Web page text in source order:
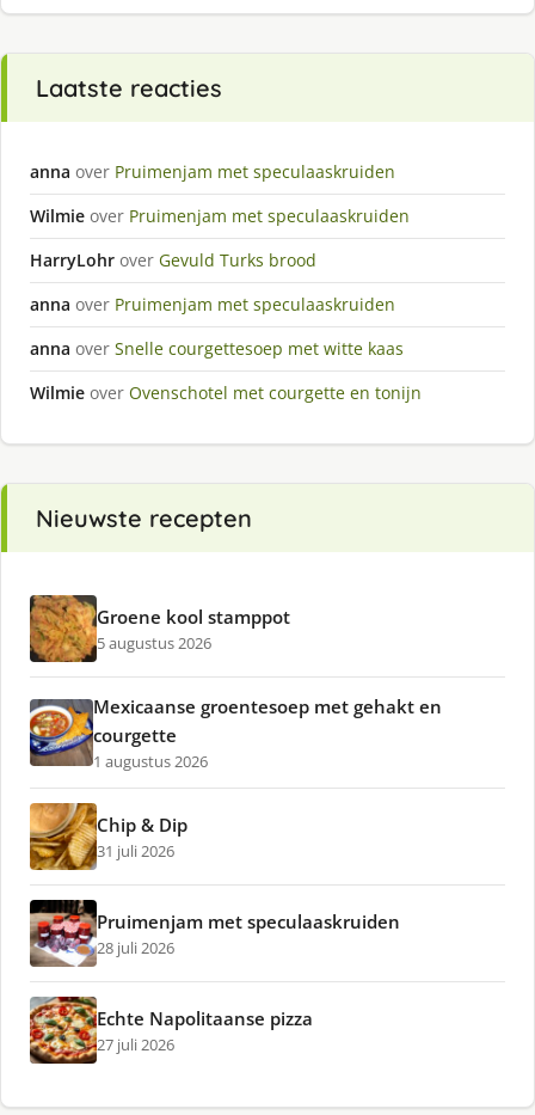
Laatste reacties
anna over Pruimenjam met speculaaskruiden
Wilmie over Pruimenjam met speculaaskruiden
HarryLohr over Gevuld Turks brood
anna over Pruimenjam met speculaaskruiden
anna over Snelle courgettesoep met witte kaas
Wilmie over Ovenschotel met courgette en tonijn
Nieuwste recepten
Groene kool stamppot
5 augustus 2026
Mexicaanse groentesoep met gehakt en
courgette
1 augustus 2026
Chip & Dip
31 juli 2026
Pruimenjam met speculaaskruiden
28 juli 2026
Echte Napolitaanse pizza
27 juli 2026